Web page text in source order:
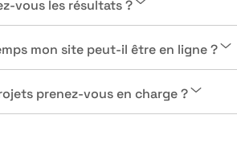
vous les résultats ?
mon site peut-il être en ligne ?
prenez-vous en charge ?